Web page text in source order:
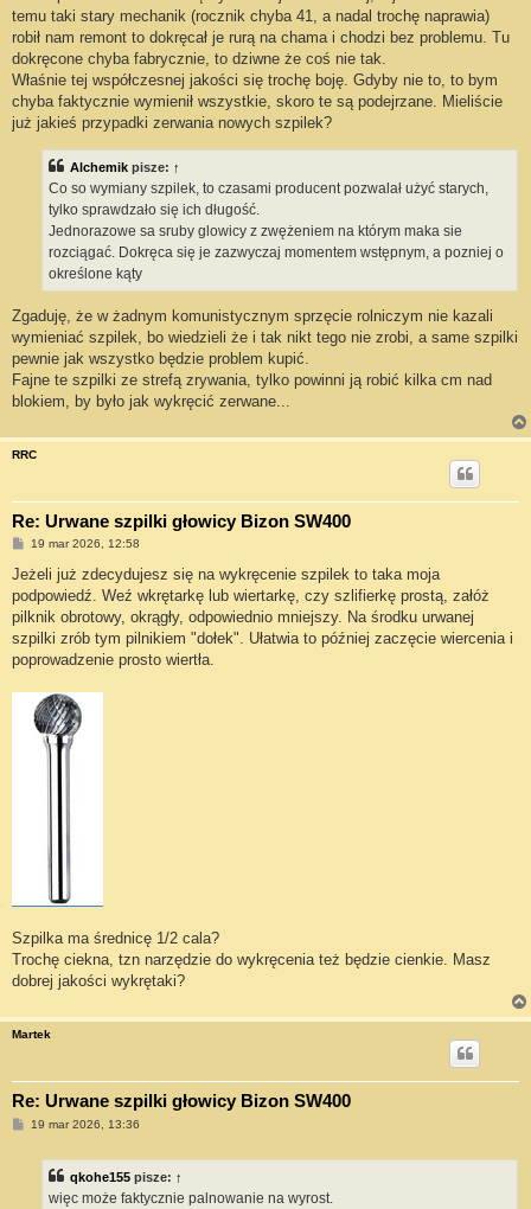
temu taki stary mechanik (rocznik chyba 41, a nadal trochę naprawia)
robił nam remont to dokręcał je rurą na chama i chodzi bez problemu. Tu
dokręcone chyba fabrycznie, to dziwne że coś nie tak.
Właśnie tej współczesnej jakości się trochę boję. Gdyby nie to, to bym
chyba faktycznie wymienił wszystkie, skoro te są podejrzane. Mieliście
już jakieś przypadki zerwania nowych szpilek?
Alchemik pisze: ↑
Co so wymiany szpilek, to czasami producent pozwalał użyć starych,
tylko sprawdzało się ich długość.
Jednorazowe sa sruby glowicy z zwężeniem na którym maka sie
rozciągać. Dokręca się je zazwyczaj momentem wstępnym, a pozniej o
określone kąty
Zgaduję, że w żadnym komunistycznym sprzęcie rolniczym nie kazali
wymieniać szpilek, bo wiedzieli że i tak nikt tego nie zrobi, a same szpilki
pewnie jak wszystko będzie problem kupić.
Fajne te szpilki ze strefą zrywania, tylko powinni ją robić kilka cm nad
blokiem, by było jak wykręcić zerwane...
RRC
Re: Urwane szpilki głowicy Bizon SW400
P
s
19 mar 2026, 12:58
Jeżeli już zdecydujesz się na wykręcenie szpilek to taka moja
podpowiedź. Weź wkrętarkę lub wiertarkę, czy szlifierkę prostą, załóż
pilknik obrotowy, okrągły, odpowiednio mniejszy. Na środku urwanej
szpilki zrób tym pilnikiem "dołek". Ułatwia to później zaczęcie wiercenia i
poprowadzenie prosto wiertła.
Szpilka ma średnicę 1/2 cala?
Trochę ciekna, tzn narzędzie do wykręcenia też będzie cienkie. Masz
dobrej jakości wykrętaki?
Martek
Re: Urwane szpilki głowicy Bizon SW400
P19 mar 2026, 13:36
qkohe155 pisze: ↑
więc może faktycznie palnowanie na wyrost.